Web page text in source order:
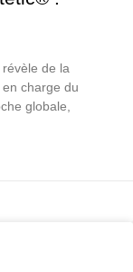
de la
charge du
globale,